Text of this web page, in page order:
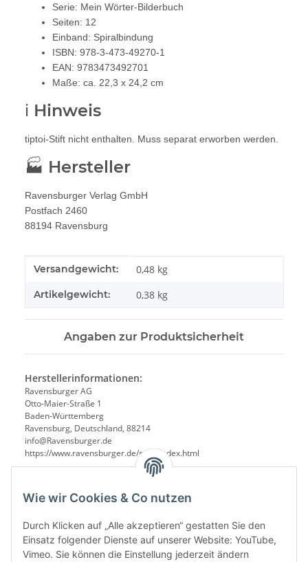
Wie wir Cookies & Co nutzen
Durch Klicken auf „Alle akzeptieren“ gestatten Sie den
Einsatz folgender Dienste auf unserer Website: YouTube,
Vimeo. Sie können die Einstellung jederzeit ändern
Serie: Mein Wörter-Bilderbuch
Seiten: 12
Einband: Spiralbindung
ISBN: 978-3-473-49270-1
EAN: 9783473492701
Maße: ca. 22,3 x 24,2 cm
ℹ️ Hinweis
tiptoi-Stift nicht enthalten. Muss separat erworben werden.
🏭 Hersteller
Ravensburger Verlag GmbH
Postfach 2460
88194 Ravensburg
Produkteigenschaft
Wert
Versandgewicht: 0,48 kg
Artikelgewicht: 0,38 kg
Angaben zur Produktsicherheit
Herstellerinformationen:
Ravensburger AG
Otto-Maier-Straße 1
Baden-Württemberg
Ravensburg, Deutschland, 88214
info@Ravensburger.de
https://www.ravensburger.de/start/index.html